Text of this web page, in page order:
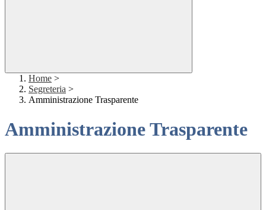
Home >
Segreteria >
Amministrazione Trasparente
Amministrazione Trasparente